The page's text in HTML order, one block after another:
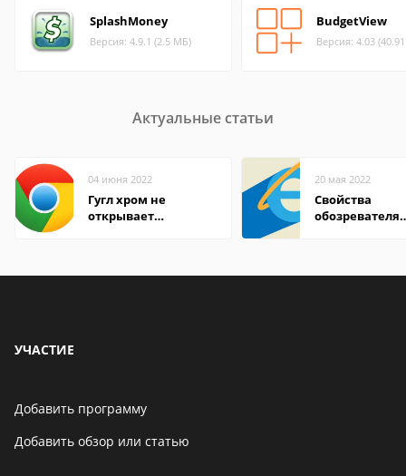
SplashMoney
Версия: 4.9.1 (2.5 МБ)
BudgetView
Версия: 4.03
Актуальные статьи
04 июня 2022
Гугл хром не
открывает
20 мая 2022
Свойства
обозревателя
УЧАСТИЕ
Добавить программу
Добавить обзор или статью